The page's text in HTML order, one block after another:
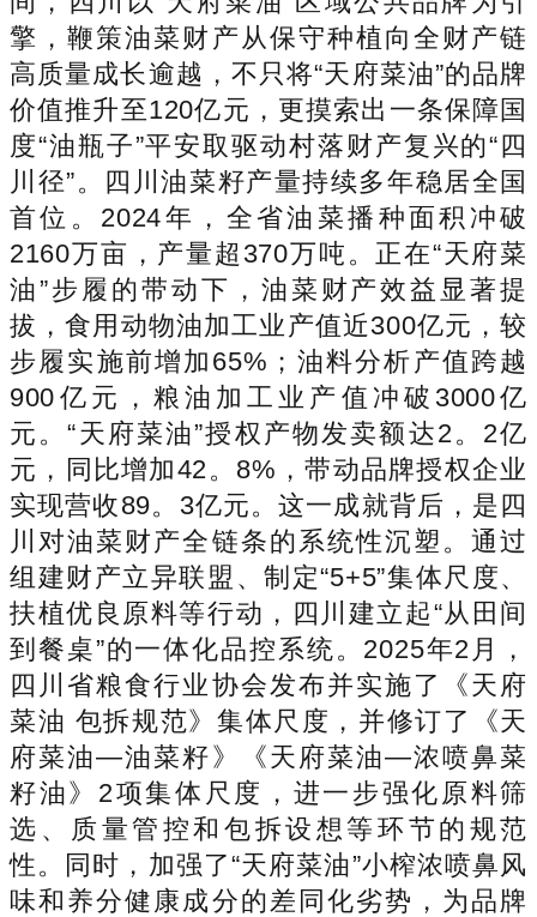
擎，鞭策油菜财产从保守种植向全财产链
高质量成长逾越，不只将“天府菜油”的品牌
价值推升至120亿元，更摸索出一条保障国
度“油瓶子”平安取驱动村落财产复兴的“四
川径”。四川油菜籽产量持续多年稳居全国
首位。2024年，全省油菜播种面积冲破
2160万亩，产量超370万吨。正在“天府菜
油”步履的带动下，油菜财产效益显著提
拔，食用动物油加工业产值近300亿元，较
步履实施前增加65%；油料分析产值跨越
900亿元，粮油加工业产值冲破3000亿
元。“天府菜油”授权产物发卖额达2。2亿
元，同比增加42。8%，带动品牌授权企业
实现营收89。3亿元。这一成就背后，是四
川对油菜财产全链条的系统性沉塑。通过
组建财产立异联盟、制定“5+5”集体尺度、
扶植优良原料等行动，四川建立起“从田间
到餐桌”的一体化品控系统。2025年2月，
四川省粮食行业协会发布并实施了《天府
菜油 包拆规范》集体尺度，并修订了《天
府菜油—油菜籽》《天府菜油—浓喷鼻菜
籽油》2项集体尺度，进一步强化原料筛
选、质量管控和包拆设想等环节的规范
性。同时，加强了“天府菜油”小榨浓喷鼻风
味和养分健康成分的差同化劣势，为品牌